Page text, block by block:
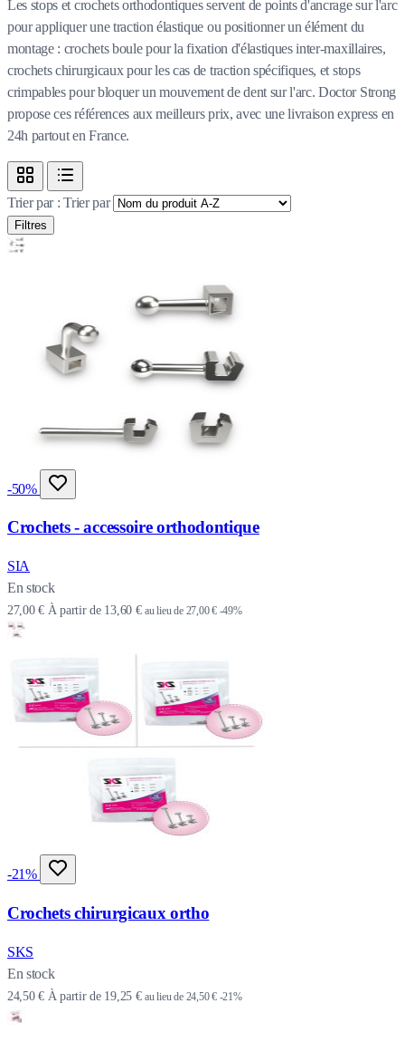
Les stops et crochets orthodontiques servent de points d'ancrage sur l'arc
pour appliquer une traction élastique ou positionner un élément du
montage : crochets boule pour la fixation d'élastiques inter-maxillaires,
crochets chirurgicaux pour les cas de traction spécifiques, et stops
crimpables pour bloquer un mouvement de dent sur l'arc. Doctor Strong
propose ces références aux meilleurs prix, avec une livraison express en
24h partout en France.
Trier par :Trier par
Filtres
-50%
Crochets - accessoire orthodontique
SIA
En stock
27,00 € À partir de 13,60 € au lieu de 27,00 € -49%
-21%
Crochets chirurgicaux ortho
SKS
En stock
24,50 € À partir de 19,25 € au lieu de 24,50 € -21%